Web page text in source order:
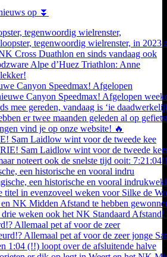
op ⏬
tegenwoordig wielrenster,
Canyon Speedmax! Afgelopen
Sam Laidlow wint voor de tweede kee
een historische en vooral indru
Allemaal pet af voor de zeer